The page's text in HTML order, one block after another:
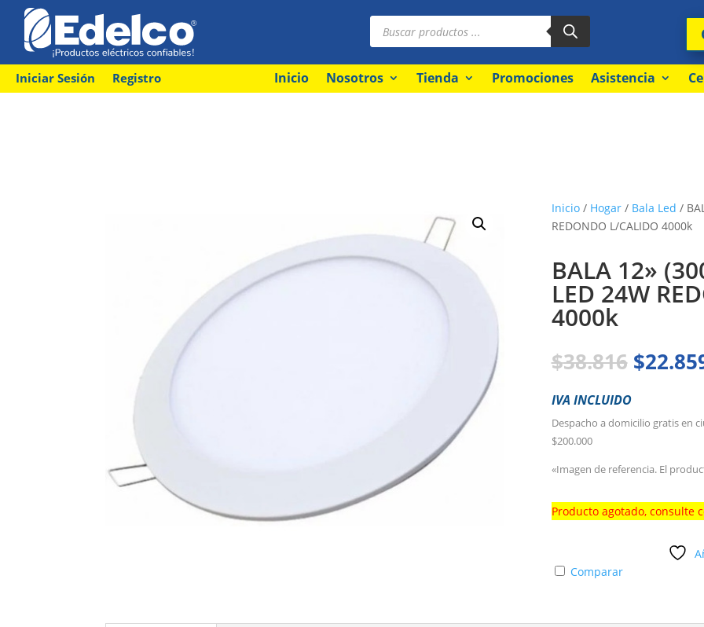
Búsqueda
productos
Iniciar Sesión Registro Inicio Nosotros Tienda Promociones Asistencia
Inicio/ Hogar/ Bala Led /
REDONDO L/CALIDO 4000k
BALA 12»
LED 24W
4000k
$38.816 El
precio
era:
$
IVA INCLUIDO
Despacho a domicilio gratis en
$200.000
«Imagen de referencia. El
Producto agotado, consulte
Comparar